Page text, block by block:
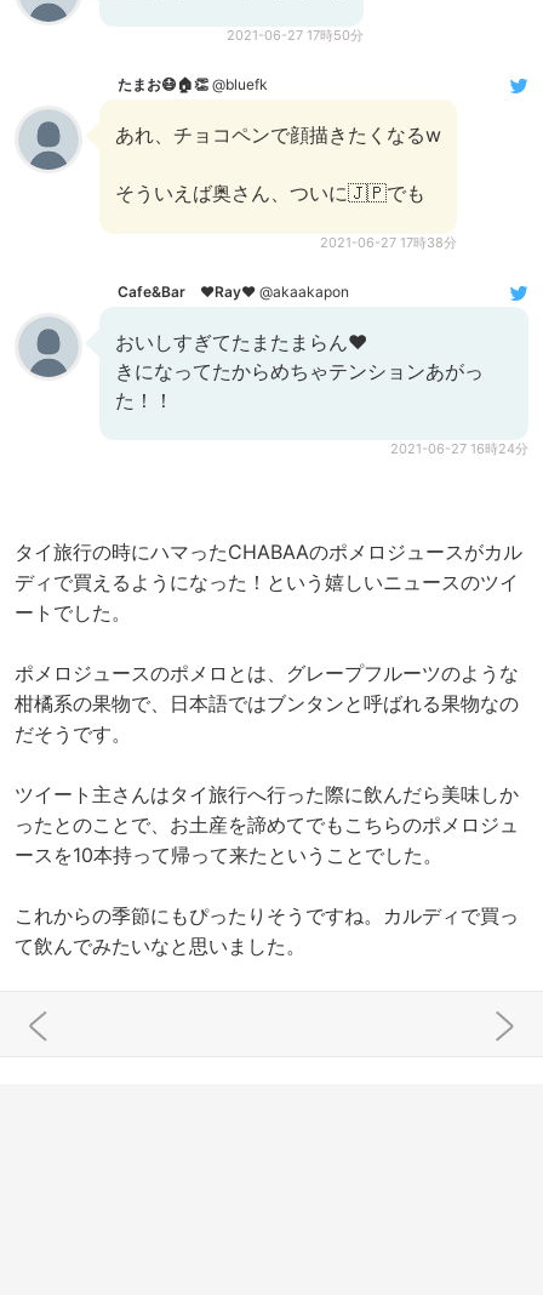
2021-06-27 17時50分
たまお😷🏠👏 @bluefk
あれ、チョコペンで顔描きたくなるw
そういえば奥さん、ついに🇯🇵でも
2021-06-27 17時38分
Cafe&Bar ♥️Ray♥️ @akaakapon
おいしすぎてたまたまらん♥
きになってたからめちゃテンションあがっ
た！！
2021-06-27 16時24分
タイ旅行の時にハマったCHABAAのポメロジュースがカル
ディで買えるようになった！という嬉しいニュースのツイ
ートでした。
ポメロジュースのポメロとは、グレープフルーツのような
柑橘系の果物で、日本語ではブンタンと呼ばれる果物なの
だそうです。
ツイート主さんはタイ旅行へ行った際に飲んだら美味しか
ったとのことで、お土産を諦めてでもこちらのポメロジュ
ースを10本持って帰って来たということでした。
これからの季節にもぴったりそうですね。カルディで買っ
て飲んでみたいなと思いました。